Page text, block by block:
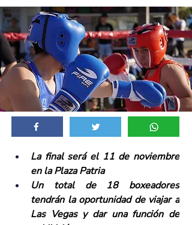
La final será el 11 de noviembre
en la Plaza Patria
Un total de 18 boxeadores
tendrán la oportunidad de viajar a
Las Vegas y dar una función de